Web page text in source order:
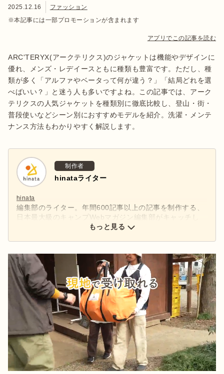
2025.12.16
ファッション
※本記事には一部プロモーションが含まれます
アプリでこの記事を読む
ARC'TERYX(アークテリクス)のジャケットは機能やデザインに
優れ、メンズ・レデイースともに種類も豊富です。ただし、種
類が多く「アルファやベータって何が違う？」「結局どれを選
べばいい？」と迷う人も多いですよね。この記事では、アーク
テリクスの人気ジャケットを種類別に徹底比較し、登山・街・
普段使いなどシーン別におすすめモデルを紹介。洗濯・メンテ
ナンス方法もわかりやすく解説します。
制作者
hinataライター
hinata
編集部のライター。年間600記事以上の記事を制作する、
日本最大級のキャンプWebマガジン編集部がキャッチし
た、アウトドアの最新情報をお届けします。
もっと見る